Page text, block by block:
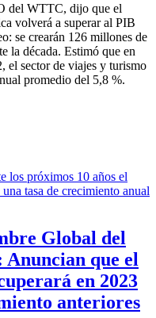
del WTTC, dijo que el
volverá a superar al PIB
se crearán 126 millones de
la década. Estimó que en
el sector de viajes y turismo
promedio del 5,8 %.
Global del
que el
en 2023
anteriores